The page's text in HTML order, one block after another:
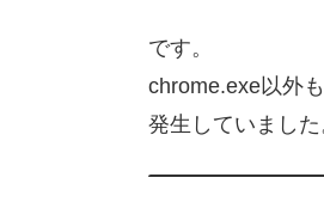
です。
chrome.exe以外
発生していました